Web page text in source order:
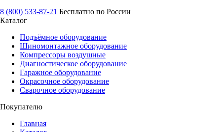
8 (800) 533-87-21 Бесплатно по России
Каталог
Подъёмное оборудование
Шиномонтажное оборудование
Компрессоры воздушные
Диагностическое оборудование
Гаражное оборудование
Окрасочное оборудование
Сварочное оборудование
Покупателю
Главная